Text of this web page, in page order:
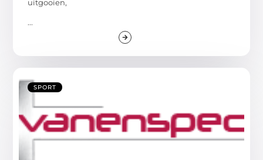
uitgooien,
...
SPORT